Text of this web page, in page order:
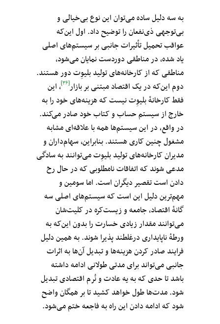
به سه دلیل ساده می‌توان این نوع بی‌خیالی و
بی‌توجهی ذی‌نفعان را توضیح داد. اول این‌که
عواقب تحمیل تأثیرات جانبی بر سیستم‌های اصلی
یاد شده، در مناطقی دوردست نمایان می‌شود،
مناطقی که از کارخانه‌های تولید بلیوِت‌ دور هستند.
دوم این‌که در یک اقتصاد مبتنی بر بازار[۳۶]، این
فقط کارخانهٔ بلیوِت‌ نیست که هزینه‌های خود را به
خارج از سیستم حساب و کتاب خود صادر می‌کند.
در واقع، در این سیستم‌ها همه با علاقه‌ای مشابه
مشغول چنین کاری هستند. بنابراین، سهام‌داران و
مدیران کارخانه‌های تولید بلیوِت‌ می‌توانند به سادگی
مدعی شوند که اتفاقات نامطلوبی که در حال رخ
دادن است تقصیر دیگران است. اما سومین و
مهم‌ترین دلیل این است که سیستم‌های اصلی سه
گانهٔ اقتصاد، جامعه و زیست‌کره‌ در کلیت‌شان
می‌توانند مقدار زیادی خسارت را بدون این‌که به
ورطهٔ ناپایداری درغلطند پذیرا شوند. به همین دلیل
فرایند صادر کردن هزینه‌ها و تبدیل آن‌ها به اثرات
جانبی می‌تواند برای مدتی طولانی‌ ادامه داشته
باشد تا حدی که به یه عادت و نُرم اقتصادی تبدیل
شود. مدت‌ها طول خواهد کشید تا بر همگان واضح
شود که ادامه دادن این راه به فاجعه ختم می‌شود.